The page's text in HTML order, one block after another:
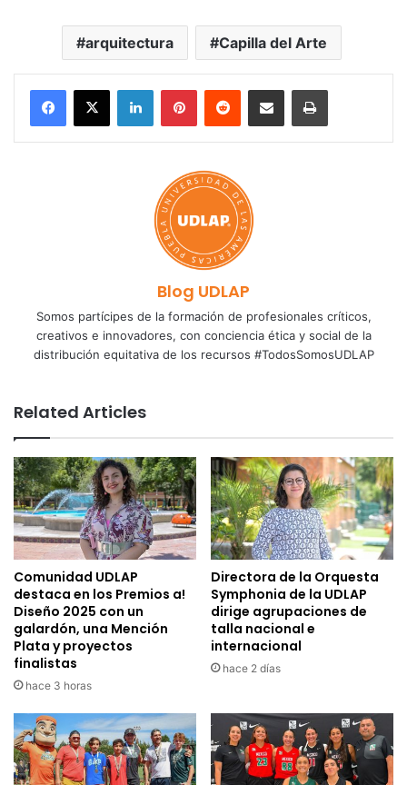
arquitectura Capilla del Arte
LinkedInPinterestReddit Share via Email Print
Blog UDLAP
Somos partícipes de la formación de profesionales críticos,
creativos e innovadores, con conciencia ética y social de la
distribución equitativa de los recursos #TodosSomosUDLAP
Related Articles
Comunidad UDLAP
destaca en los Premios a!
Diseño 2025 con un
galardón, una Mención
Plata y proyectos
finalistas
hace 3 horas
Directora de la Orquesta
Symphonia de la UDLAP
dirige agrupaciones de
talla nacional e
internacional
hace 2 días